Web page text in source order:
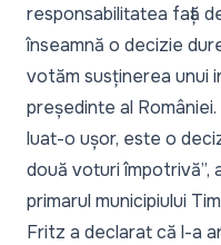
responsabilitatea față
înseamnă o decizie
votăm susținerea unui
președinte al
luat-o ușor, este o
două voturi împotrivă”,
primarul municipiului
Fritz a declarat că l-a